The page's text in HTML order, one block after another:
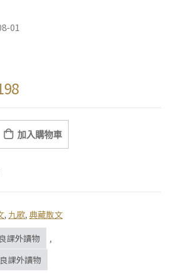
01
加入購物車
, 九歌, 典藏散文
課外讀物
,
課外讀物